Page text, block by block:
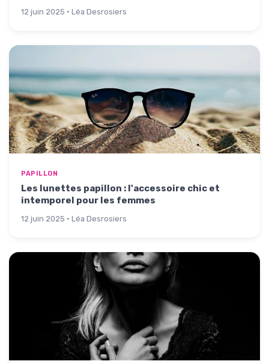
12 juin 2025 · Léa Desrosiers
PAPILLON
Les lunettes papillon : l'accessoire chic et
intemporel pour les femmes
12 juin 2025 · Léa Desrosiers